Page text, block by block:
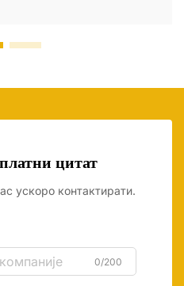
цитат
ускоро контактирати.
0/200